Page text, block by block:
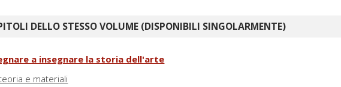
DELLO STESSO VOLUME (DISPONIBILI SINGOLARMENTE)
a insegnare la storia dell'arte
e materiali